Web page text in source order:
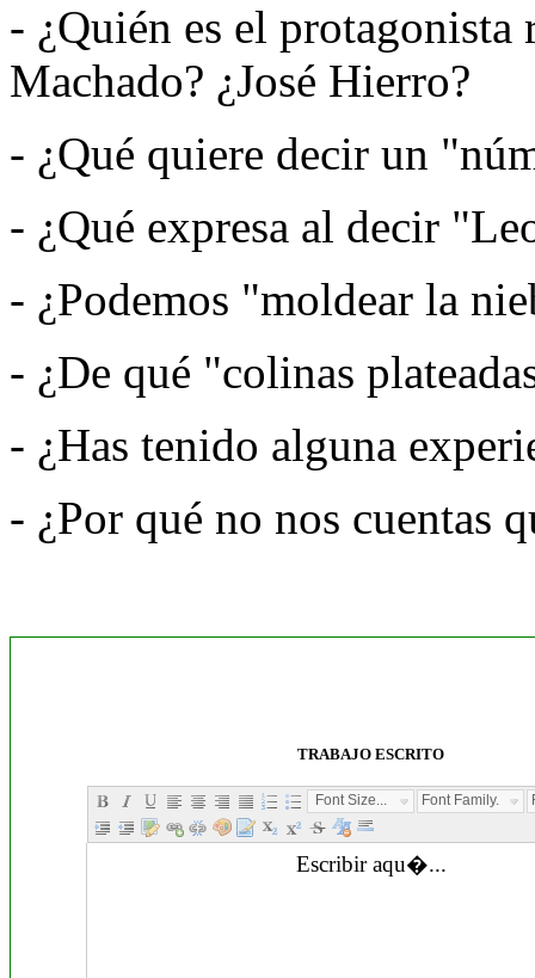
- ¿Quién es el
Machado? ¿José Hierro?
- ¿Qué quiere decir un
- ¿Qué expresa al decir
- ¿Podemos "moldear la
- ¿De qué "colinas
- ¿Has tenido alguna
- ¿Por qué no nos cuentas